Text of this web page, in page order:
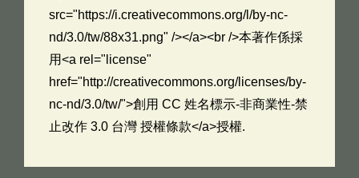
src="https://i.creativecommons.org/l/by-nc-
nd/3.0/tw/88x31.png" /></a><br />本著作係採
用<a rel="license"
href="http://creativecommons.org/licenses/by-
nc-nd/3.0/tw/">創用 CC 姓名標示-非商業性-禁
止改作 3.0 台灣 授權條款</a>授權.